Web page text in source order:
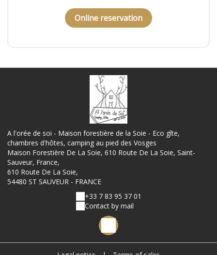
Online reservation
A l'orée de soi - Maison forestière de la Soie - Eco gîte,
chambres d'hôtes, camping au pied des Vosges
Maison Forestière De La Soie, 610 Route De La Soie, Saint-
Sauveur, France,
610 Route De La Soie,
54480 ST SAUVEUR - FRANCE
+33 7 83 95 37 01
Contact by mail